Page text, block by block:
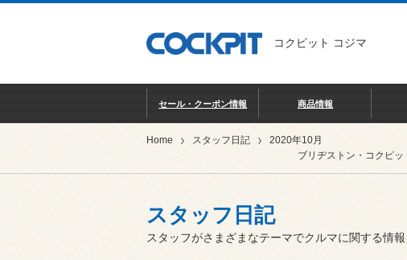
コクピット コジマ
セール・クーポン情報 商品情報
Home スタッフ日記
2020年10月
ブリヂストン・コクピ
スタッフ日記
スタッフがさまざまなテーマでクルマに関する情報